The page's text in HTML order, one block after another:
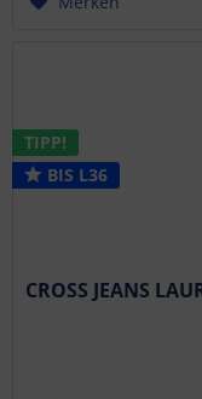
TIPP!
BIS L36
CROSS JEANS